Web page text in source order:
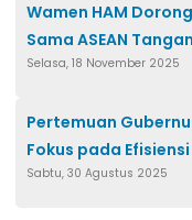
Wamen HAM
Sama ASEAN
Perdagangan
Selasa, 18 November 2025
Pertemuan
Fokus pada
Sabtu, 30 Agustus 2025